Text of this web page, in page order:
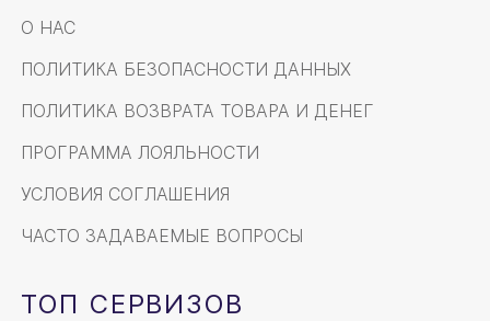
О НАС
ПОЛИТИКА БЕЗОПАСНОСТИ ДАННЫХ
ПОЛИТИКА ВОЗВРАТА ТОВАРА И ДЕНЕГ
ПРОГРАММА ЛОЯЛЬНОСТИ
УСЛОВИЯ СОГЛАШЕНИЯ
ЧАСТО ЗАДАВАЕМЫЕ ВОПРОСЫ
ТОП СЕРВИЗОВ